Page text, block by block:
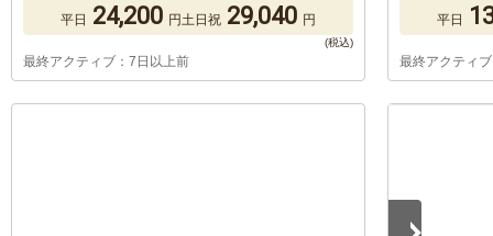
平日 24,200 円土日祝 29,040 円
最終アクティブ：7日以上前
平日
最終アクティ